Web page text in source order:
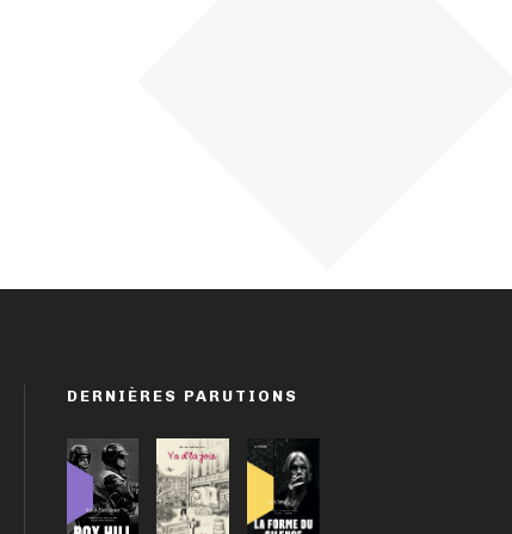
DERNIÈRES PARUTIONS